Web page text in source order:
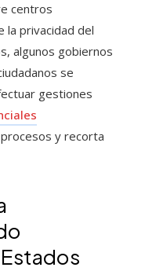
centros
privacidad del
algunos gobiernos
se
gestiones
y recorta